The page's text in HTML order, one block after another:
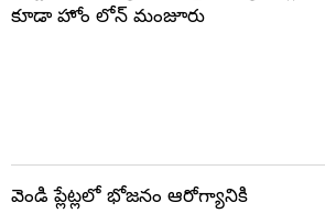
కూడా హోం లోన్ మంజూరు
వెండి ప్లేట్లలో భోజనం ఆరోగ్యానికి